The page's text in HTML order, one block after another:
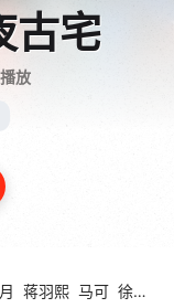
古宅
放
蒋羽熙 马可 徐冬冬